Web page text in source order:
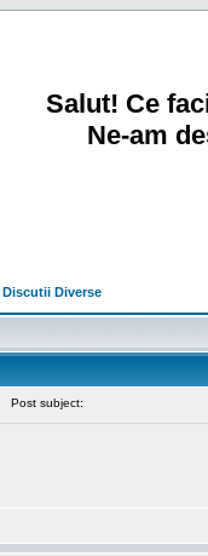
Salut! Ce
Ne-am
Discutii Diverse
Post subject: